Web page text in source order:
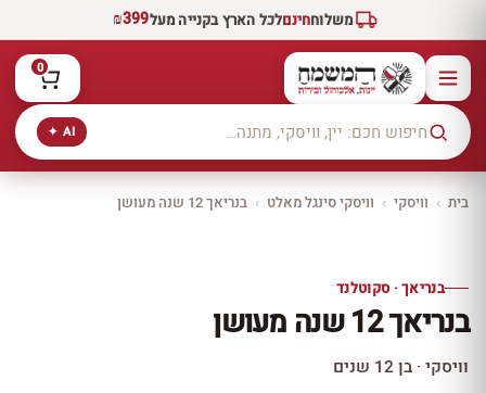
משלוחחינםלכל הארץ בקנייה מעל₪399
AI ✦
0
בית › וויסקי › וויסקי סינגל מאלט › בנריאך 12 שנה מעושן
10% הנחה
עכשיו ב-10% הנחה
בנריאך · סקוטלנד
בנריאך 12 שנה מעושן
וויסקי · בן 12 שנים